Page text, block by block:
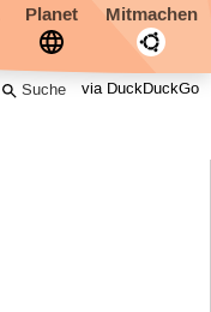
Planet Mitmachen
via DuckDuckGo